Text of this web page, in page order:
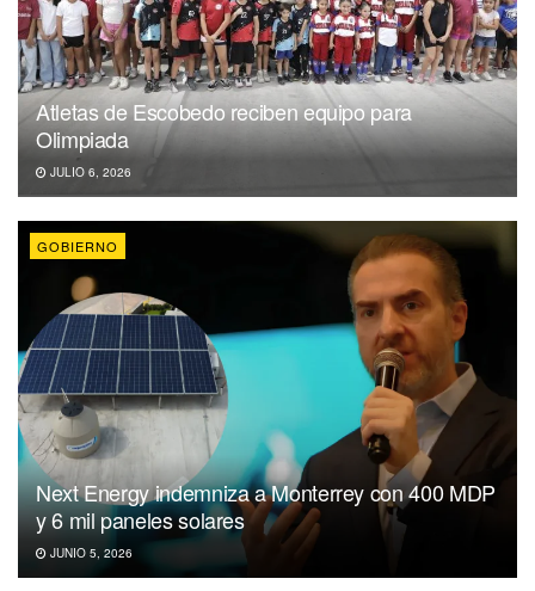
Atletas de Escobedo reciben equipo para
Olimpiada
JULIO 6, 2026
GOBIERNO
Next Energy indemniza a Monterrey con 400 MDP
y 6 mil paneles solares
JUNIO 5, 2026